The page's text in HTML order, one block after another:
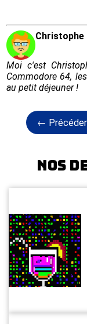
Christophe
Moi c'est
Commodore 64,
au petit déjeuner !
←
Nos